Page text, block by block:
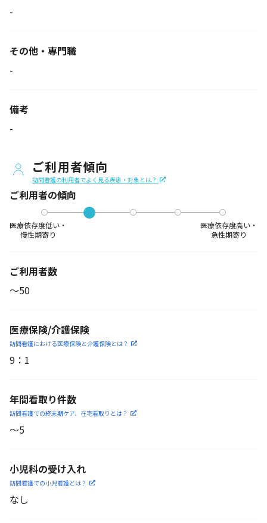
-
その他・専門職
-
備考
-
ご利用者傾向
訪問看護の利用者でよく見る疾患・対象とは？
ご利用者の傾向
医療依存度低い・
慢性期寄り
医療依存度高い・
急性期寄り
ご利用者数
〜50
医療保険/介護保険
訪問看護における医療保険と介護保険とは？
9 ： 1
年間看取り件数
訪問看護での終末期ケア、 在宅看取りとは？
〜5
小児科の受け入れ
訪問看護での小児看護とは？
なし